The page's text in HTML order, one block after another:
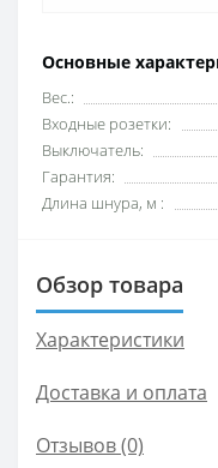
Основные
Вес.:
Входные розетки:
Выключатель:
Гарантия:
Длина шнура, м :
Обзор товара
Характеристики
Доставка и оплата
Отзывов (0)